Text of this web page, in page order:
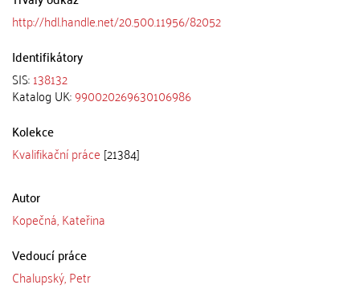
http://hdl.handle.net/20.500.11956/82052
Identifikátory
SIS:138132
Katalog UK:990020269630106986
Kolekce
Kvalifikační práce [21384]
Autor
Kopečná, Kateřina
Vedoucí práce
Chalupský, Petr